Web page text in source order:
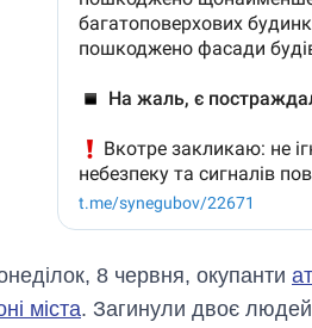
8 червня, окупанти
міста. Загинули двоє